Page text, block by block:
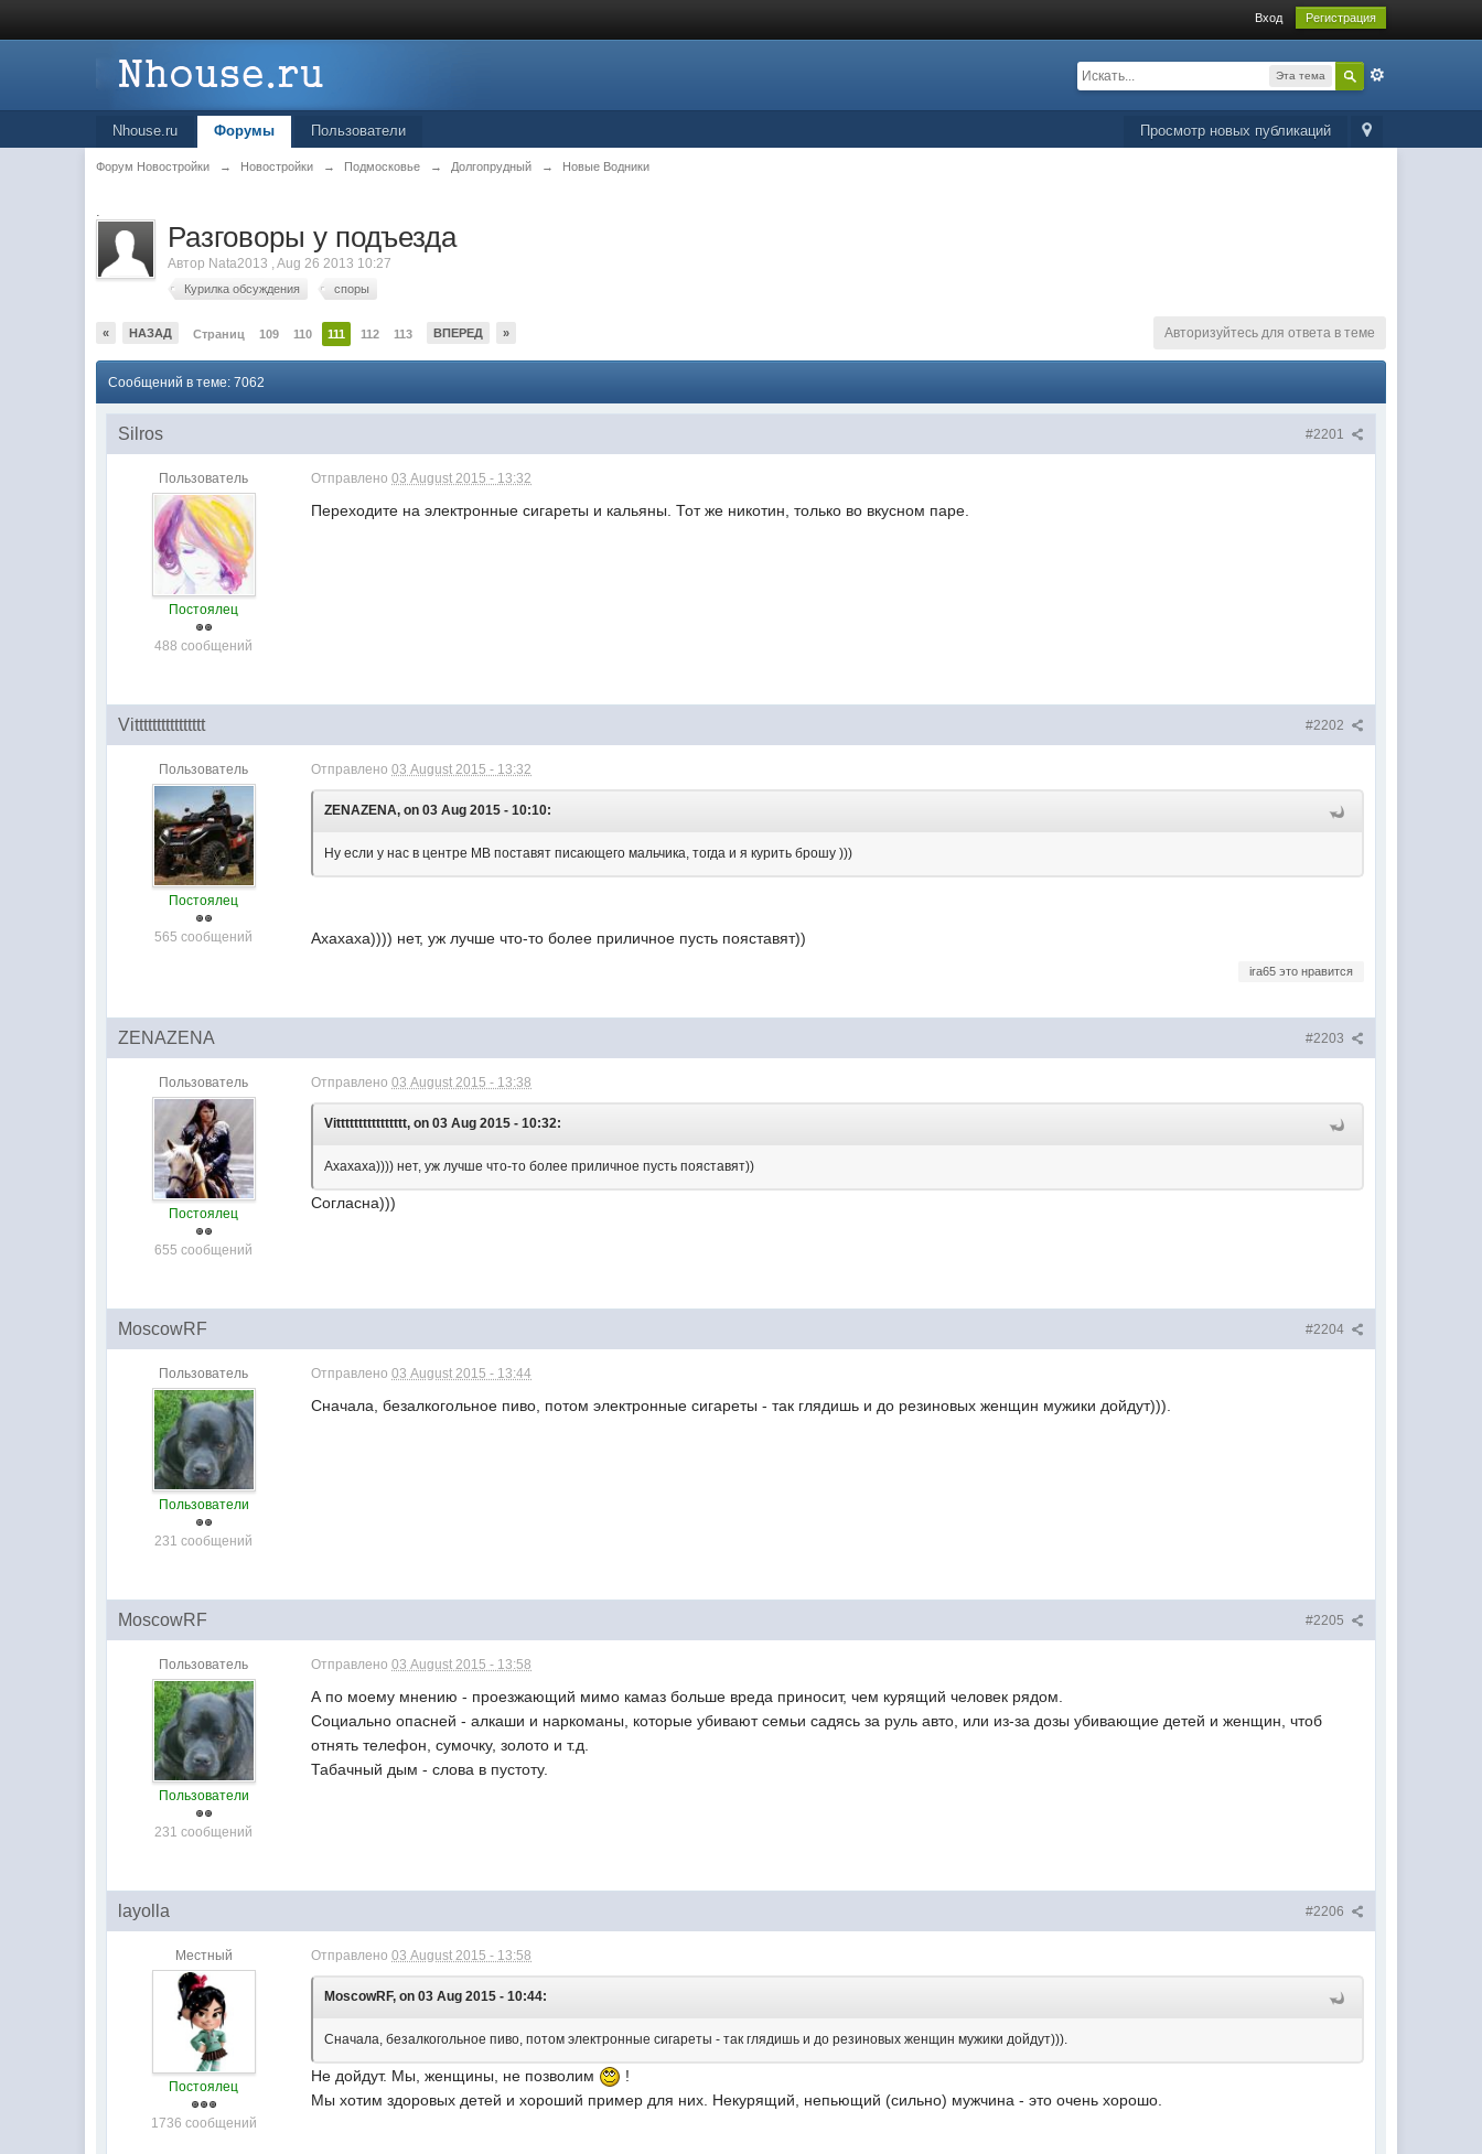
Вход Регистрация
Эта тема
Просмотр новых публикаций
Nhouse.ru Форумы Пользователи
Форум Новостройки → Новостройки → Подмосковье → Долгопрудный → Новые Водники
.
Разговоры у подъезда
Автор Nata2013 ,Aug 26 2013 10:27
Курилка обсуждения споры
« НАЗАД Страниц 109 110 111 112 113 ВПЕРЕД » Авторизуйтесь для ответа в теме
Сообщений в теме: 7062
#2201
Silros
Пользователь
Постоялец
488 сообщений
Отправлено03 August 2015 - 13:32
Переходите на электронные сигареты и кальяны. Тот же никотин, только во вкусном паре.
#2202
Vitttttttttttttttt
Пользователь
Постоялец
565 сообщений
Отправлено03 August 2015 - 13:32
ZENAZENA, on 03 Aug 2015 - 10:10:
Ну если у нас в центре МВ поставят писающего мальчика, тогда и я курить брошу )))
Ахахаха)))) нет, уж лучше что-то более приличное пусть пояставят))
ira65 это нравится
#2203
ZENAZENA
Пользователь
Постоялец
655 сообщений
Отправлено03 August 2015 - 13:38
Vitttttttttttttttt, on 03 Aug 2015 - 10:32:
Ахахаха)))) нет, уж лучше что-то более приличное пусть пояставят))
Согласна)))
#2204
MoscowRF
Пользователь
Пользователи
231 сообщений
Отправлено03 August 2015 - 13:44
Сначала, безалкогольное пиво, потом электронные сигареты - так глядишь и до резиновых женщин мужики дойдут))).
#2205
MoscowRF
Пользователь
Пользователи
231 сообщений
Отправлено03 August 2015 - 13:58
А по моему мнению - проезжающий мимо камаз больше вреда приносит, чем курящий человек рядом.
Социально опасней - алкаши и наркоманы, которые убивают семьи садясь за руль авто, или из-за дозы убивающие детей и женщин, чтоб
отнять телефон, сумочку, золото и т.д.
Табачный дым - слова в пустоту.
#2206
layolla
Местный
Постоялец
1736 сообщений
Отправлено03 August 2015 - 13:58
MoscowRF, on 03 Aug 2015 - 10:44:
Сначала, безалкогольное пиво, потом электронные сигареты - так глядишь и до резиновых женщин мужики дойдут))).
Не дойдут. Мы, женщины, не позволим
!
Мы хотим здоровых детей и хороший пример для них. Некурящий, непьющий (сильно) мужчина - это очень хорошо.